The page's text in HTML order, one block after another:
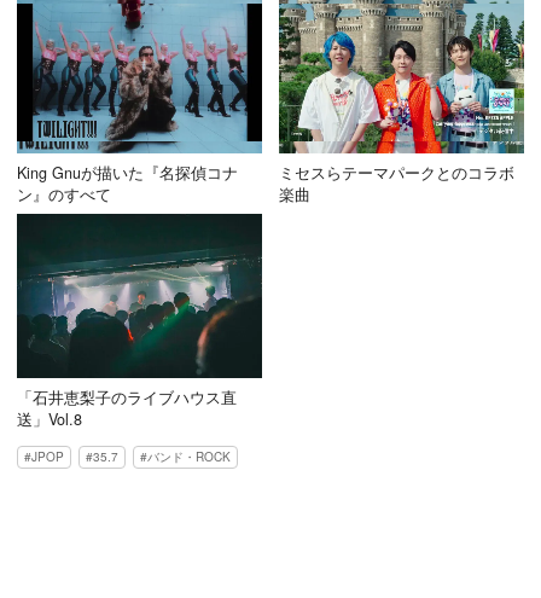
King Gnuが描いた『名探偵コナ
ン』のすべて
ミセスらテーマパークとのコラボ
楽曲
「石井恵梨子のライブハウス直
送」Vol.8
JPOP 35.7 バンド・ROCK